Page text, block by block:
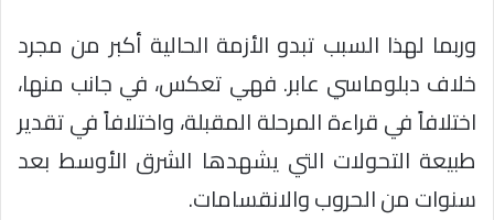
وربما لهذا السبب تبدو الأزمة الحالية أكبر من مجرد
خلاف دبلوماسي عابر. فهي تعكس، في جانب منها،
اختلافاً في قراءة المرحلة المقبلة، واختلافاً في تقدير
طبيعة التحولات التي يشهدها الشرق الأوسط بعد
سنوات من الحروب والانقسامات.